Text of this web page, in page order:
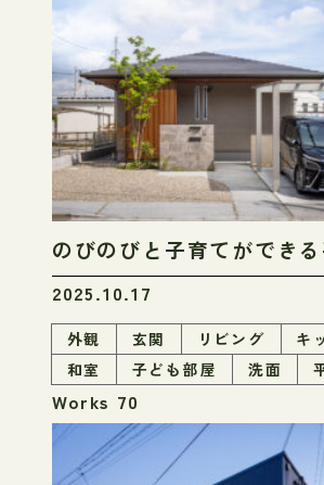
2025.10.17
のびのびと子育てができ
外観 玄関 リビング
キ
和室
子ども部屋 洗面
Works 70